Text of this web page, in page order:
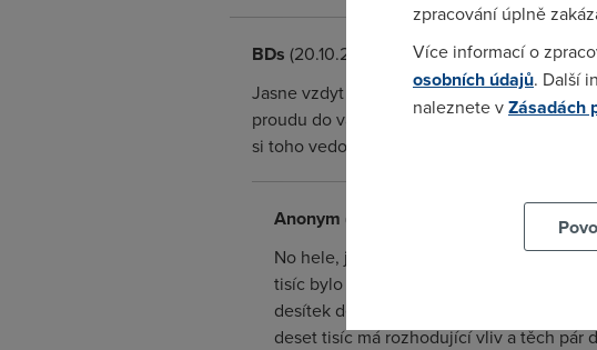
BDs (20.10.2005 09:56:39)
Jasne vzdyt oni nejsou tak zli, ti panove
proudu do varlat a skryvani se pred
si toho vedom)
Anonym (20.10.2005 20:14:52)
No hele, jestli se horních deset tisíc
tisíc bylo nespokojeno, že je někdo nutí
desítek dělalo co popisuješ, tak si
deset tisíc má rozhodující vliv a těch pár
zpracování úplně
Více informací o
osobních údajů. Další
naleznete vZásadách